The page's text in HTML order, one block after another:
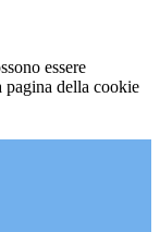
essere
pagina della cookie